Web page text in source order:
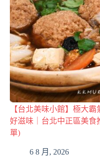
【台北美味小館】極大
好滋味｜台北中正區美食
單)
6 8 月, 2026